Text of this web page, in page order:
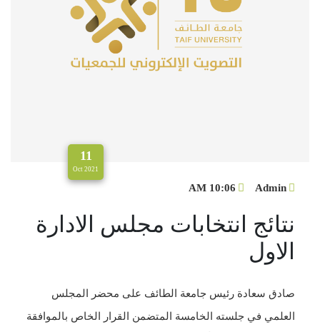
11
2021 Oct
Admin
10:06 AM
نتائج انتخابات مجلس الادارة
الاول
صادق سعادة رئيس جامعة الطائف على محضر المجلس
العلمي في جلسته الخامسة المتضمن القرار الخاص بالموافقة